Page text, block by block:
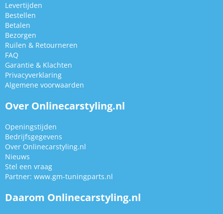
Levertijden
Bestellen
Betalen
Bezorgen
Ruilen & Retourneren
FAQ
Garantie & Klachten
Privacyverklaring
Algemene voorwaarden
Over Onlinecarstyling.nl
Openingstijden
Bedrijfsgegevens
Over Onlinecarstyling.nl
Nieuws
Stel een vraag
Partner: www.gm-tuningparts.nl
Daarom Onlinecarstyling.nl